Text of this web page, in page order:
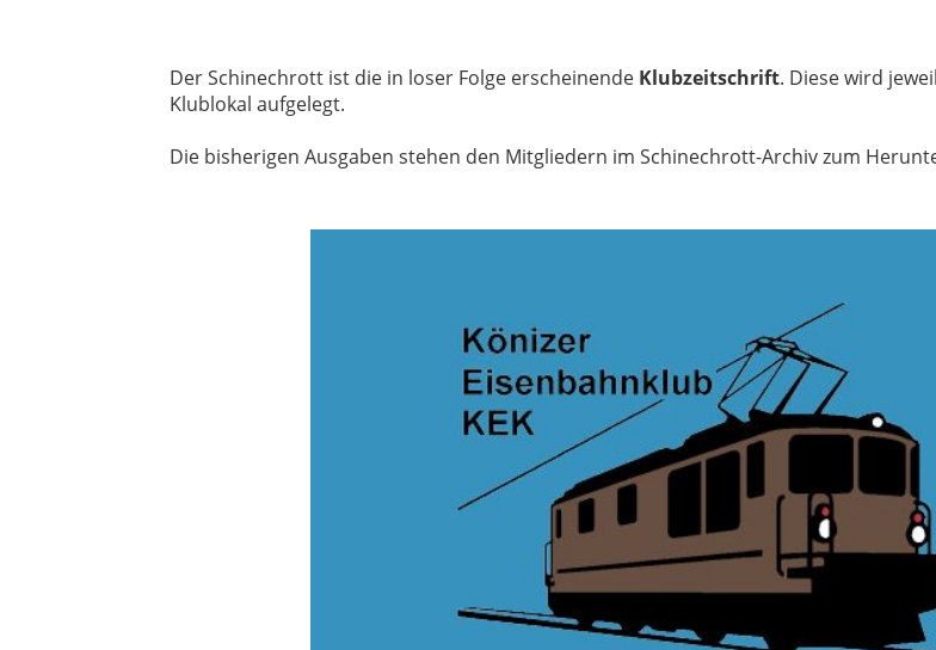
Der Schinechrott ist die in loser Folge erscheinende Klubzeitschrift. Diese wird
Klublokal aufgelegt.
Die bisherigen Ausgaben stehen den Mitgliedern im Schinechrott-Archiv zum